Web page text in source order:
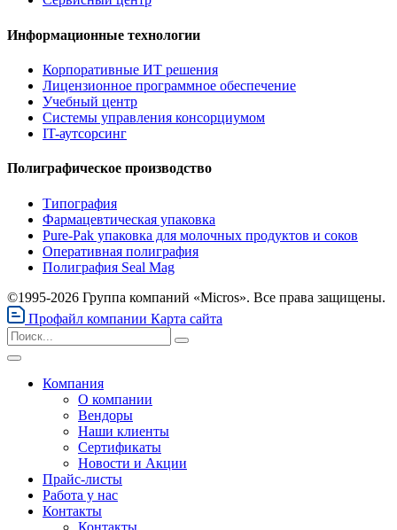
Информационные технологии
Корпоративные ИТ решения
Лицензионное программное обеспечение
Учебный центр
Системы управления консорциумом
IT-аутсорсинг
Полиграфическое производство
Типография
Фармацевтическая упаковка
Pure-Pak упаковка для молочных продуктов и соков
Оперативная полиграфия
Полиграфия Seal Mag
©1995-2026 Группа компаний «Micros». Все права защищены.
Профайл компании Карта сайта
Компания
О компании
Вендоры
Наши клиенты
Сертификаты
Новости и Акции
Прайс-листы
Работа у нас
Контакты
Контакты